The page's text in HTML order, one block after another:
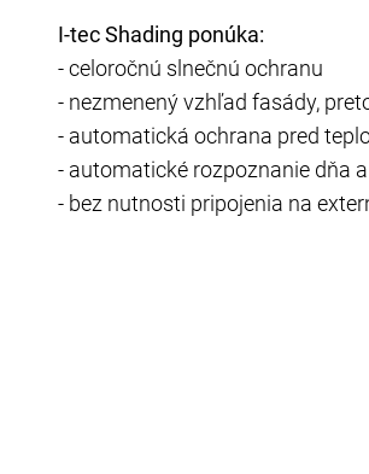
I-tec Shading ponúka:
- celoročnú slnečnú ochranu
- nezmenený vzhľad fasády,
- automatická ochrana pred
- automatické rozpoznanie dňa
- bez nutnosti pripojenia na